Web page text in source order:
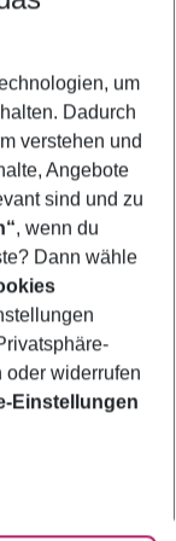
um
Dadurch
verstehen und
Angebote
sind und zu
, wenn du
Dann wähle
widerrufen
Einstellungen